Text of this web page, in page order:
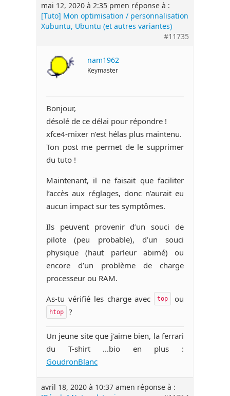
mai 12, 2020 à 2:35 pmen réponse à :
[Tuto] Mon optimisation / personnalisation
Xubuntu, Ubuntu (et autres variantes)
#11735
nam1962
Keymaster
Bonjour,
désolé de ce délai pour répondre !
xfce4-mixer n’est hélas plus maintenu.
Ton post me permet de le supprimer
du tuto !
Maintenant, il ne faisait que faciliter
l’accès aux réglages, donc n’aurait eu
aucun impact sur tes symptômes.
Ils peuvent provenir d’un souci de
pilote (peu probable), d’un souci
physique (haut parleur abimé) ou
encore d’un problème de charge
processeur ou RAM.
As-tu vérifié les charge avec
top ou
htop ?
Un jeune site que j'aime bien, la ferrari
du T-shirt ...bio en plus :
GoudronBlanc
avril 18, 2020 à 10:37 amen réponse à :